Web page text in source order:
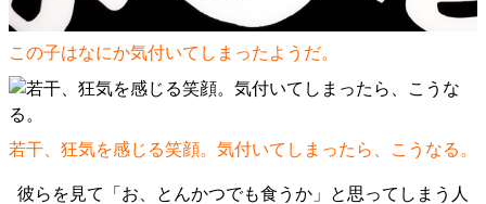
この子はなにか気付いてしまったようだ。
若干、狂気を感じる笑顔。気付いてしまったら、こうなる。
彼らを見て「お、とんかつでも食うか」と思ってしまう人